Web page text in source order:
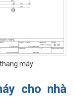
máy
cho nhà